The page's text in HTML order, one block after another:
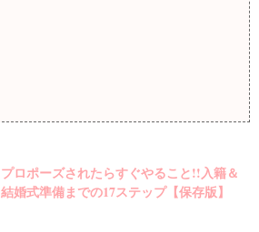
プロポーズされたらすぐやること!!入籍＆
結婚式準備までの17ステップ【保存版】